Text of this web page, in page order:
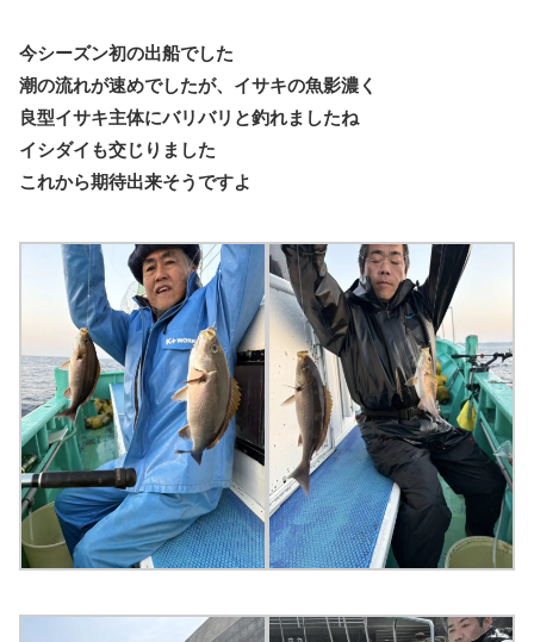
今シーズン初の出船でした
潮の流れが速めでしたが、イサキの魚影濃く
良型イサキ主体にバリバリと釣れましたね
イシダイも交じりました
これから期待出来そうですよ